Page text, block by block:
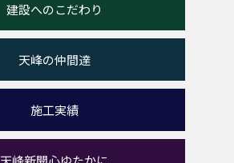
建設へのこだわり
天峰の仲間達
施工実績